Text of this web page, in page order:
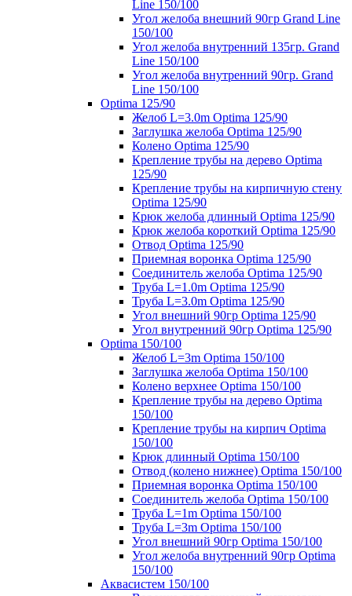
Line 150/100
Угол желоба внешний 90гр Grand Line
150/100
Угол желоба внутренний 135гр. Grand
Line 150/100
Угол желоба внутренний 90гр. Grand
Line 150/100
Optima 125/90
Желоб L=3.0m Optima 125/90
Заглушка желоба Optima 125/90
Колено Optima 125/90
Крепление трубы на дерево Optima
125/90
Крепление трубы на кирпичную стену
Optima 125/90
Крюк желоба длинный Optima 125/90
Крюк желоба короткий Optima 125/90
Отвод Optima 125/90
Приемная воронка Optima 125/90
Соединитель желоба Optima 125/90
Труба L=1.0m Optima 125/90
Труба L=3.0m Optima 125/90
Угол внешний 90гр Optima 125/90
Угол внутренний 90гр Optima 125/90
Optima 150/100
Желоб L=3m Optima 150/100
Заглушка желоба Optima 150/100
Колено верхнее Optima 150/100
Крепление трубы на дерево Optima
150/100
Крепление трубы на кирпич Optima
150/100
Крюк длинный Optima 150/100
Отвод (колено нижнее) Optima 150/100
Приемная воронка Optima 150/100
Соединитель желоба Optima 150/100
Труба L=1m Optima 150/100
Труба L=3m Optima 150/100
Угол внешний 90гр Optima 150/100
Угол желоба внутренний 90гр Optima
150/100
Аквасистем 150/100